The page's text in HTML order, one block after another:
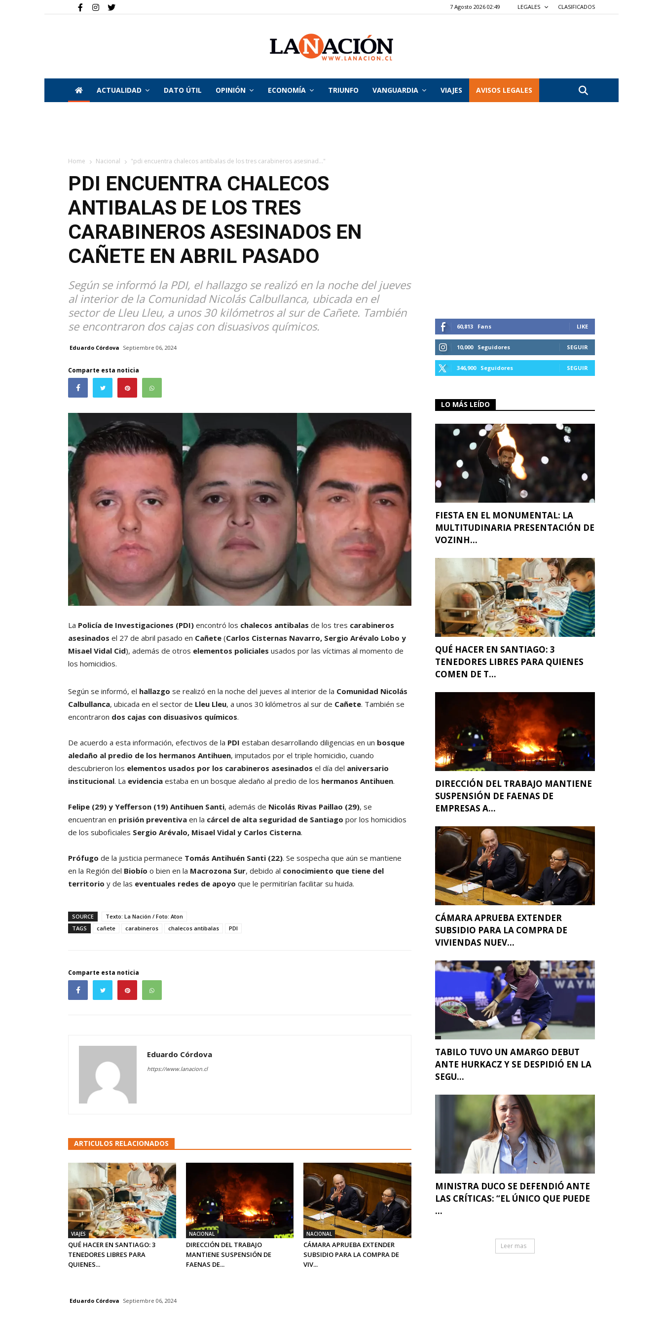
7 Agosto 2026 02:49 LEGALES CLASIFICADOS
La
ACTUALIDAD DATO ÚTIL OPINIÓN ECONOMÍA TRIUNFO VANGUARDIA VIAJES AVISOS LEGALES
Home Nacional "pdi encuentra chalecos antibalas de los tres carabineros asesinad..."
PDI ENCUENTRA CHALECOS
ANTIBALAS DE LOS TRES
CARABINEROS ASESINADOS EN
CAÑETE EN ABRIL PASADO
Según se informó la PDI, el hallazgo se realizó en la noche del jueves
al interior de la Comunidad Nicolás Calbullanca, ubicada en el
sector de Lleu Lleu, a unos 30 kilómetros al sur de Cañete. También
se encontraron dos cajas con disuasivos químicos.
Eduardo Córdova Septiembre 06, 2024
Comparte esta noticia
La Policía de Investigaciones (PDI) encontró los chalecos antibalas de los tres carabineros
asesinados el 27 de abril pasado en Cañete (Carlos Cisternas Navarro, Sergio Arévalo Lobo y
Misael Vidal Cid), además de otros elementos policiales usados por las víctimas al momento de
los homicidios.
Según se informó, el hallazgo se realizó en la noche del jueves al interior de la Comunidad Nicolás
Calbullanca, ubicada en el sector de Lleu Lleu, a unos 30 kilómetros al sur de Cañete. También se
encontraron dos cajas con disuasivos químicos.
De acuerdo a esta información, efectivos de la PDI estaban desarrollando diligencias en un bosque
aledaño al predio de los hermanos Antihuen, imputados por el triple homicidio, cuando
descubrieron los elementos usados por los carabineros asesinados el día del aniversario
institucional. La evidencia estaba en un bosque aledaño al predio de los hermanos Antihuen.
Felipe (29) y Yefferson (19) Antihuen Santi, además de Nicolás Rivas Paillao (29), se
encuentran en prisión preventiva en la cárcel de alta seguridad de Santiago por los homicidios
de los suboficiales Sergio Arévalo, Misael Vidal y Carlos Cisterna.
Prófugo de la justicia permanece Tomás Antihuén Santi (22). Se sospecha que aún se mantiene
en la Región del Biobío o bien en la Macrozona Sur, debido al conocimiento que tiene del
territorio y de las eventuales redes de apoyo que le permitirían facilitar su huida.
SOURCE
Texto: La Nación / Foto: Aton
TAGS
cañete carabineros chalecos antibalas PDI
Comparte esta noticia
Eduardo Córdova
https://www.lanacion.cl
ARTICULOS RELACIONADOS
VIAJES
QUÉ HACER EN SANTIAGO: 3
TENEDORES LIBRES PARA
QUIENES...
NACIONAL
DIRECCIÓN DEL TRABAJO
MANTIENE SUSPENSIÓN DE
FAENAS DE...
NACIONAL
CÁMARA APRUEBA EXTENDER
SUBSIDIO PARA LA COMPRA DE
VIV...
60,813 Fans LIKE
10,000 Seguidores SEGUIR
346,900 Seguidores SEGUIR
LO MÁS LEÍDO
FIESTA EN EL MONUMENTAL: LA
MULTITUDINARIA PRESENTACIÓN DE
VOZINH...
QUÉ HACER EN SANTIAGO: 3
TENEDORES LIBRES PARA QUIENES
COMEN DE T...
DIRECCIÓN DEL TRABAJO MANTIENE
SUSPENSIÓN DE FAENAS DE
EMPRESAS A...
CÁMARA APRUEBA EXTENDER
SUBSIDIO PARA LA COMPRA DE
VIVIENDAS NUEV...
TABILO TUVO UN AMARGO DEBUT
ANTE HURKACZ Y SE DESPIDIÓ EN LA
SEGU...
MINISTRA DUCO SE DEFENDIÓ ANTE
LAS CRÍTICAS: “EL ÚNICO QUE PUEDE
...
Leer mas
Eduardo Córdova Septiembre 06, 2024